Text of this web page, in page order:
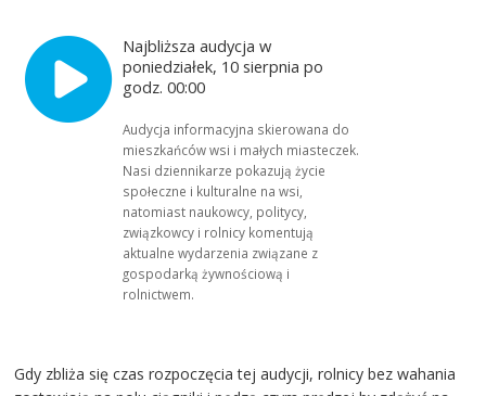
Najbliższa audycja w
poniedziałek, 10 sierpnia po
godz. 00:00
Audycja informacyjna skierowana do
mieszkańców wsi i małych miasteczek.
Nasi dziennikarze pokazują życie
społeczne i kulturalne na wsi,
natomiast naukowcy, politycy,
związkowcy i rolnicy komentują
aktualne wydarzenia związane z
gospodarką żywnościową i
rolnictwem.
Gdy zbliża się czas rozpoczęcia tej audycji, rolnicy bez wahania